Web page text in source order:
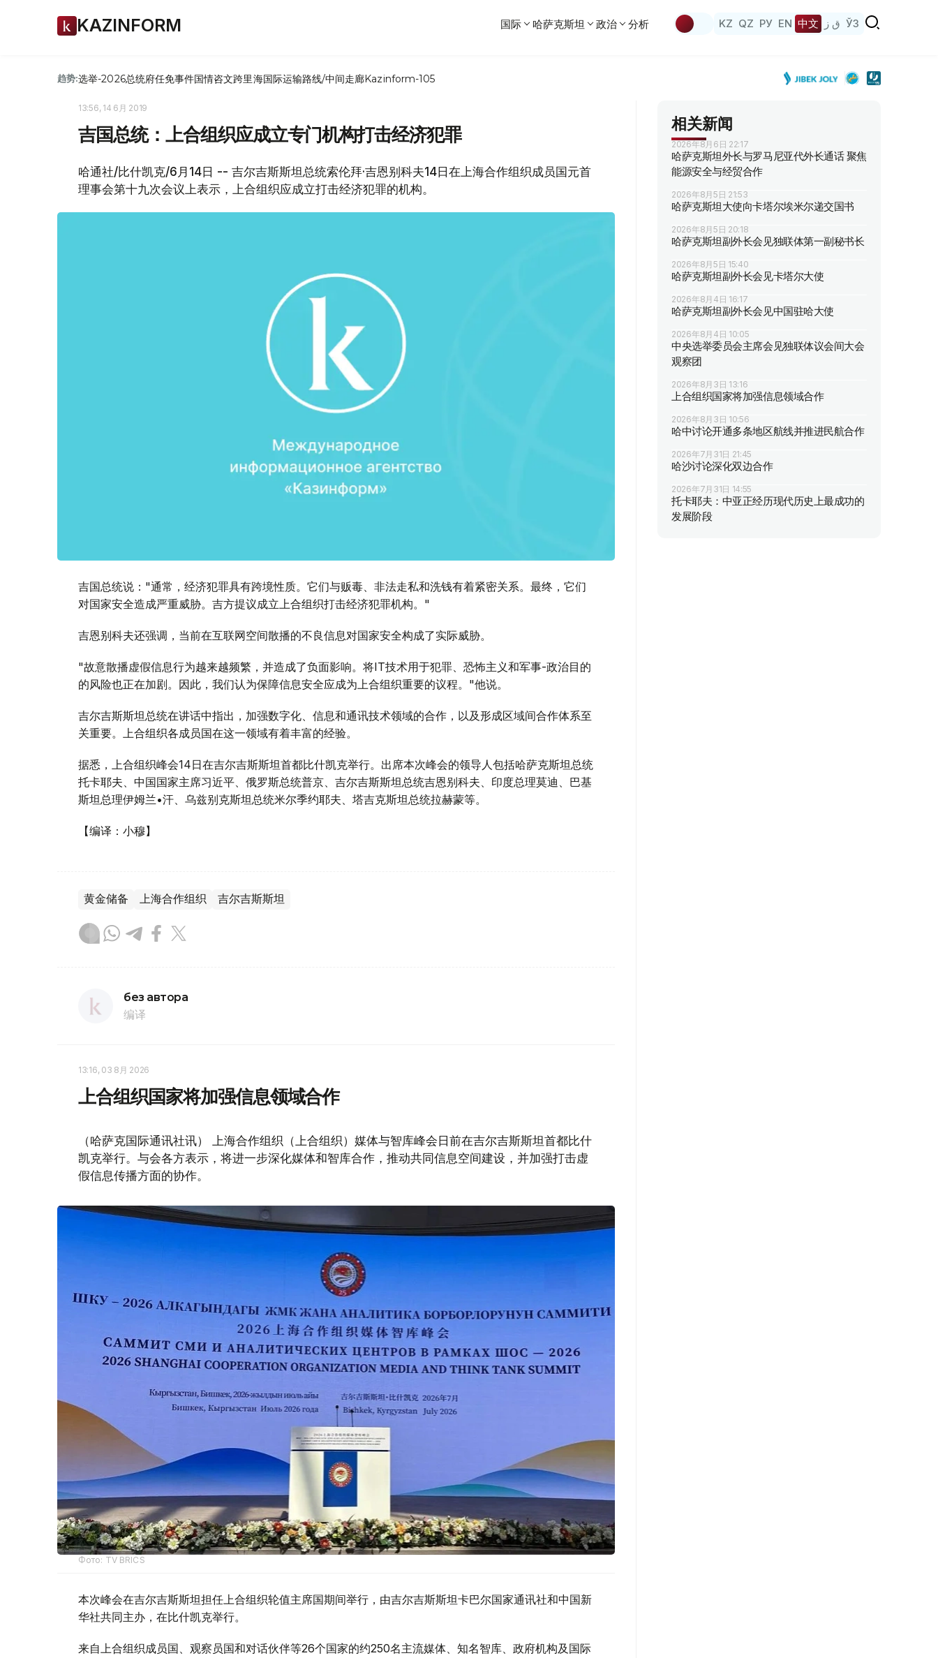
KAZINFORM 国际 哈萨克斯坦 政治 分析 KZ QZ РУ EN 中文 ق ز ЎЗ
趋势:选举-2026总统府任免事件国情咨文跨里海国际运输路线/中间走廊Kazinform-105
13:56, 14 6月 2019
吉国总统：上合组织应成立专门机构打击经济犯罪
哈通社/比什凯克/6月14日 -- 吉尔吉斯斯坦总统索伦拜·吉恩别科夫14日在上海合作组织成员国元首
理事会第十九次会议上表示，上合组织应成立打击经济犯罪的机构。
吉国总统说："通常，经济犯罪具有跨境性质。它们与贩毒、非法走私和洗钱有着紧密关系。最终，它们
对国家安全造成严重威胁。吉方提议成立上合组织打击经济犯罪机构。"
吉恩别科夫还强调，当前在互联网空间散播的不良信息对国家安全构成了实际威胁。
"故意散播虚假信息行为越来越频繁，并造成了负面影响。将IT技术用于犯罪、恐怖主义和军事-政治目的
的风险也正在加剧。因此，我们认为保障信息安全应成为上合组织重要的议程。"他说。
吉尔吉斯斯坦总统在讲话中指出，加强数字化、信息和通讯技术领域的合作，以及形成区域间合作体系至
关重要。上合组织各成员国在这一领域有着丰富的经验。
据悉，上合组织峰会14日在吉尔吉斯斯坦首都比什凯克举行。出席本次峰会的领导人包括哈萨克斯坦总统
托卡耶夫、中国国家主席习近平、俄罗斯总统普京、吉尔吉斯斯坦总统吉恩别科夫、印度总理莫迪、巴基
斯坦总理伊姆兰•汗、乌兹别克斯坦总统米尔季约耶夫、塔吉克斯坦总统拉赫蒙等。
【编译：小穆】
黄金储备 上海合作组织 吉尔吉斯斯坦
без автора
编译
13:16, 03 8月 2026
上合组织国家将加强信息领域合作
（哈萨克国际通讯社讯） 上海合作组织（上合组织）媒体与智库峰会日前在吉尔吉斯斯坦首都比什
凯克举行。与会各方表示，将进一步深化媒体和智库合作，推动共同信息空间建设，并加强打击虚
假信息传播方面的协作。
Фото: TV BRICS
本次峰会在吉尔吉斯斯坦担任上合组织轮值主席国期间举行，由吉尔吉斯斯坦卡巴尔国家通讯社和中国新
华社共同主办，在比什凯克举行。
来自上合组织成员国、观察员国和对话伙伴等26个国家的约250名主流媒体、知名智库、政府机构及国际
相关新闻
2026年8月6日 22:17
哈萨克斯坦外长与罗马尼亚代外长通话 聚焦
能源安全与经贸合作
2026年8月5日 21:53
哈萨克斯坦大使向卡塔尔埃米尔递交国书
2026年8月5日 20:18
哈萨克斯坦副外长会见独联体第一副秘书长
2026年8月5日 15:40
哈萨克斯坦副外长会见卡塔尔大使
2026年8月4日 16:17
哈萨克斯坦副外长会见中国驻哈大使
2026年8月4日 10:05
中央选举委员会主席会见独联体议会间大会
观察团
2026年8月3日 13:16
上合组织国家将加强信息领域合作
2026年8月3日 10:56
哈中讨论开通多条地区航线并推进民航合作
2026年7月31日 21:45
哈沙讨论深化双边合作
2026年7月31日 14:55
托卡耶夫：中亚正经历现代历史上最成功的
发展阶段